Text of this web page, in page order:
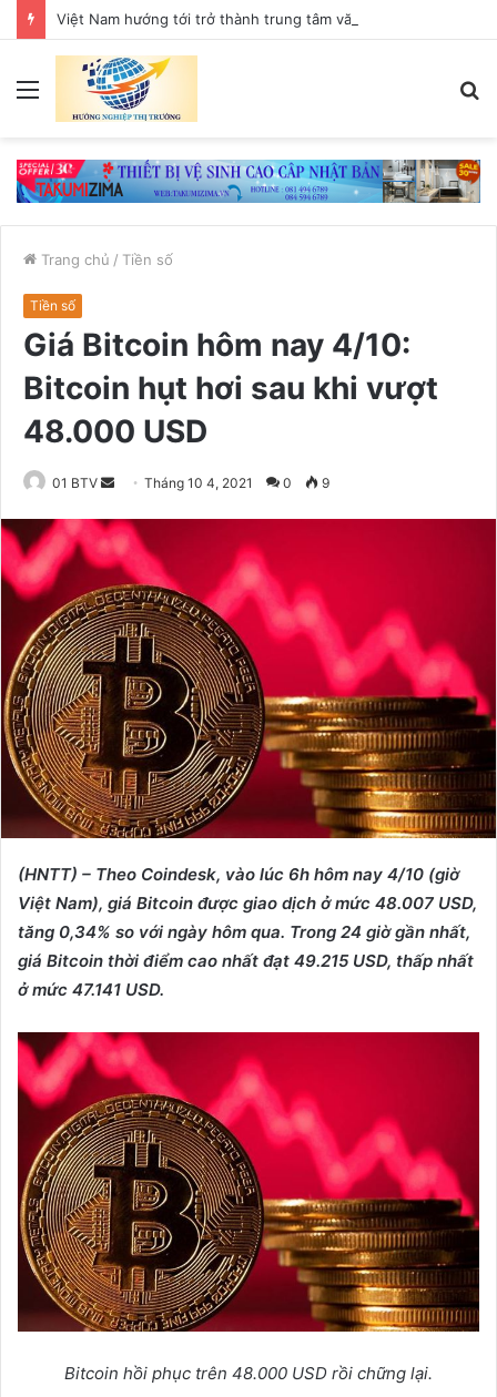
Trang chủ / Tiền số
Tiền số
Giá Bitcoin hôm nay 4/10:
Bitcoin hụt hơi sau khi vượt
48.000 USD
01 BTV
n
d
a
n
e
m
Tháng 10 4, 2021 0 9
(HNTT) – Theo Coindesk, vào lúc 6h hôm nay 4/10 (giờ
Việt Nam), giá Bitcoin được giao dịch ở mức 48.007 USD,
tăng 0,34% so với ngày hôm qua. Trong 24 giờ gần nhất,
giá Bitcoin thời điểm cao nhất đạt 49.215 USD, thấp nhất
ở mức 47.141 USD.
Bitcoin hồi phục trên 48.000 USD rồi chững lại.